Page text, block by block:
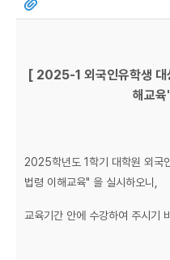
[ 2025-1 외국인유학생 대
해교
2025학년도 1학기 대학원 외국
법령 이해교육" 을 실시하오니,
교육기간 안에 수강하여 주시기